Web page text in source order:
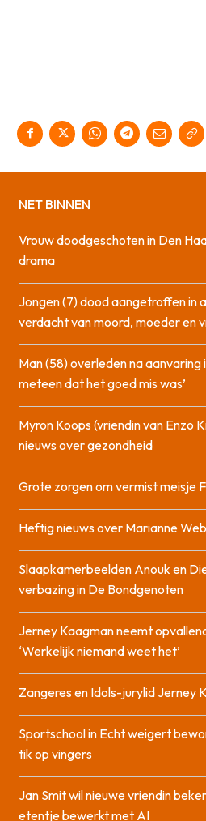
NET BINNEN
Vrouw doodgeschoten in Den
drama
Jongen (7) dood aangetroffen in
verdacht van moord, moeder en
Man (58) overleden na aanvaring
meteen dat het goed mis was’
Myron Koops (vriendin van Enzo
nieuws over gezondheid
Grote zorgen om vermist meisje
Heftig nieuws over Marianne
Slaapkamerbeelden Anouk en
verbazing in De Bondgenoten
Jerney Kaagman neemt
‘Werkelijk niemand weet het’
Zangeres en Idols-jurylid Jerney
Sportschool in Echt weigert
tik op vingers
Jan Smit wil nieuwe vriendin
etentje bewerkt met AI